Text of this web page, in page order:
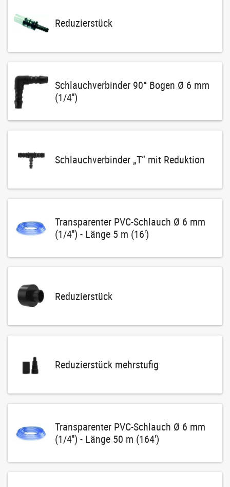
Reduzierstück
Schlauchverbinder 90° Bogen Ø 6 mm
(1/4'')
Schlauchverbinder „T“ mit Reduktion
Transparenter PVC-Schlauch Ø 6 mm
(1/4'') - Länge 5 m (16')
Reduzierstück
Reduzierstück mehrstufig
Transparenter PVC-Schlauch Ø 6 mm
(1/4'') - Länge 50 m (164')